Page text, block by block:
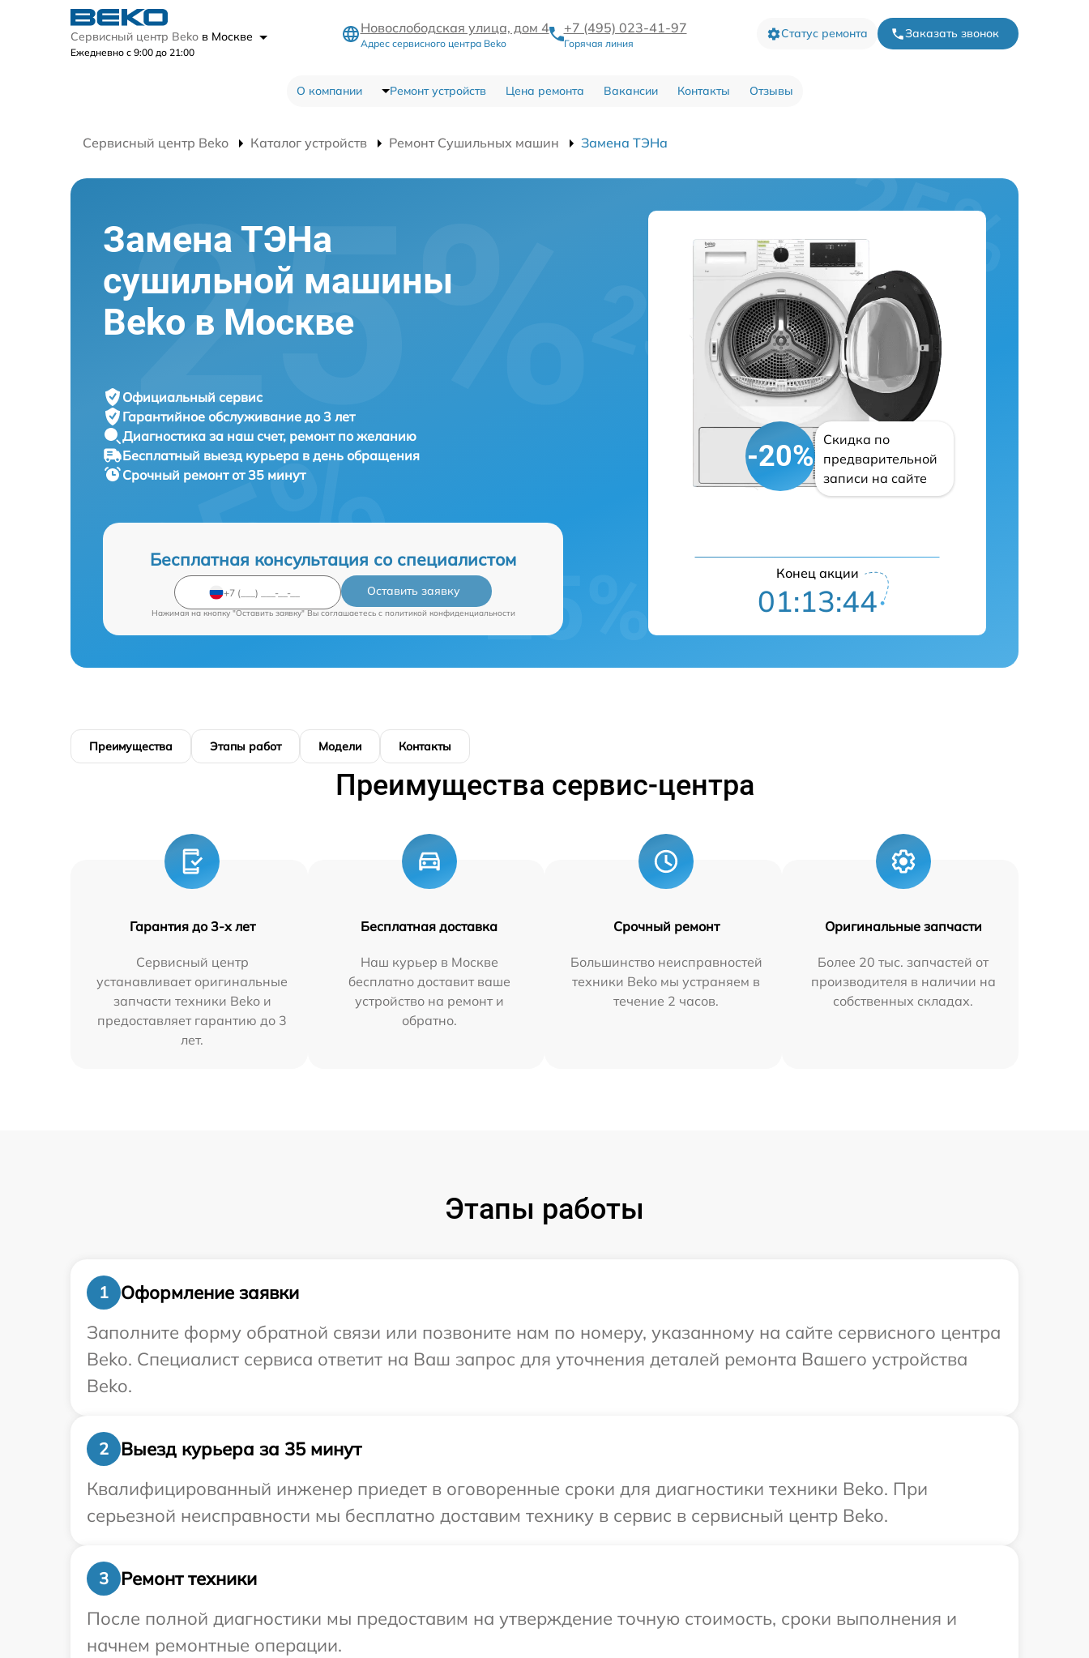
Сервисный центр Beko в Москве
Ежедневно с 9:00 до 21:00
Новослободская улица, дом 4
Адрес сервисного центра Beko
+7 (495) 023-41-97
Горячая линия
Статус ремонта Заказать звонок
О компании Ремонт устройств Цена ремонта Вакансии Контакты Отзывы
Сервисный центр Beko Каталог устройств Ремонт Сушильных машин Замена ТЭНа
Замена ТЭНа
сушильной машины
Beko в Москве
Официальный сервис
Гарантийное обслуживание до 3 лет
Диагностика за наш счет, ремонт по желанию
Бесплатный выезд курьера в день обращения
Срочный ремонтот 35 минут
Бесплатная консультация со специалистом
Оставить заявку
Нажимая на кнопку "Оставить заявку" Вы соглашаетесь c политикой конфиденциальности
-20%
Скидка по
предварительной
записи на сайте
Конец акции
01:13:43
Преимущества Этапы работ Модели Контакты
Преимущества сервис-центра
Гарантия до 3-х лет
Сервисный центр
устанавливает оригинальные
запчасти техники Beko и
предоставляет гарантию до 3
лет.
Бесплатная доставка
Наш курьер в Москве
бесплатно доставит ваше
устройство на ремонт и
обратно.
Срочный ремонт
Большинство неисправностей
техники Beko мы устраняем в
течение 2 часов.
Оригинальные запчасти
Более 20 тыс. запчастей от
производителя в наличии на
собственных складах.
Этапы работы
1
Оформление заявки
Заполните форму обратной связи или позвоните нам по номеру, указанному на сайте сервисного центра
Beko. Специалист сервиса ответит на Ваш запрос для уточнения деталей ремонта Вашего устройства
Beko.
2
Выезд курьера за 35 минут
Квалифицированный инженер приедет в оговоренные сроки для диагностики техники Beko. При
серьезной неисправности мы бесплатно доставим технику в сервис в сервисный центр Beko.
3
Ремонт техники
После полной диагностики мы предоставим на утверждение точную стоимость, сроки выполнения и
начнем ремонтные операции.